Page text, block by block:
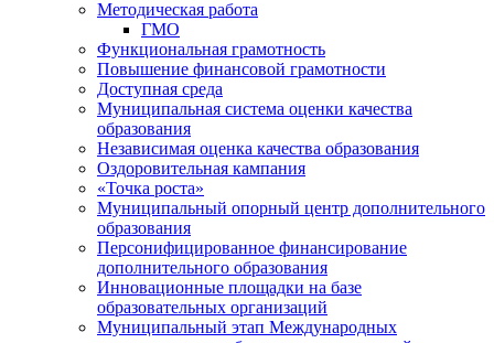
Методическая работа
ГМО
Функциональная грамотность
Повышение финансовой грамотности
Доступная среда
Муниципальная система оценки качества
образования
Независимая оценка качества образования
Оздоровительная кампания
«Точка роста»
Муниципальный опорный центр дополнительного
образования
Персонифицированное финансирование
дополнительного образования
Инновационные площадки на базе
образовательных организаций
Муниципальный этап Международных